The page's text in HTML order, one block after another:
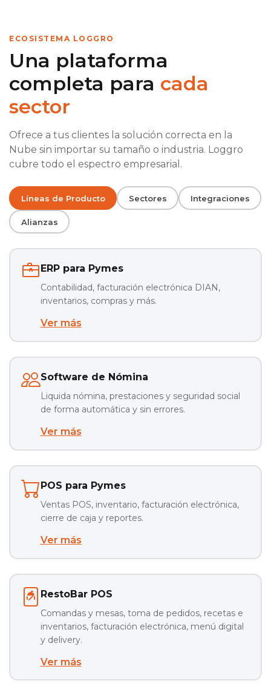
ECOSISTEMA LOGGRO
Una plataforma
completa para cada
sector
Ofrece a tus clientes la solución correcta en la
Nube sin importar su tamaño o industria. Loggro
cubre todo el espectro empresarial.
Líneas de Producto Sectores Integraciones
Alianzas
ERP para Pymes
Contabilidad, facturación electrónica DIAN,
inventarios, compras y más.
Ver más
Software de Nómina
Liquida nómina, prestaciones y seguridad social
de forma automática y sin errores.
Ver más
POS para Pymes
Ventas POS, inventario, facturación electrónica,
cierre de caja y reportes.
Ver más
RestoBar POS
Comandas y mesas, toma de pedidos, recetas e
inventarios, facturación electrónica, menú digital
y delivery.
Ver más